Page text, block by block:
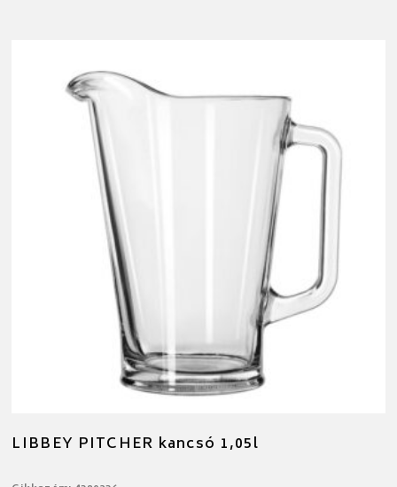
LIBBEY PITCHER kancsó 1,05l